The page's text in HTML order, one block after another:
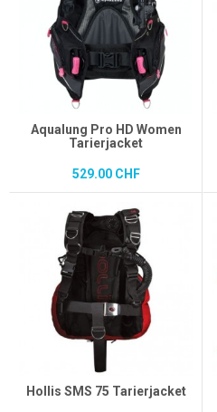
Aqualung Pro HD Women
Tarierjacket
529.00 CHF
Hollis SMS 75 Tarierjacket